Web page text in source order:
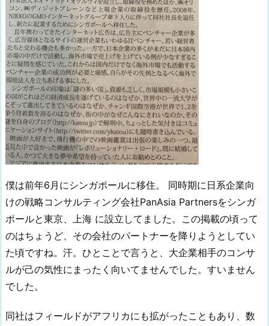
僕は前年6月にシンガポールに移住。 同時期に日系企業向
けの戦略コンサルティング会社PanAsia Partnersをシンガ
ポールと東京、上海 に設立してました。この掲載の頃って
のはちょうど、その会社のパートナーを降りようとしてい
た頃ですね。汗。ひとことで言うと、大企業相手のコンサ
ルが己の気性にまったく向いてませんでした。すいません
でした。
同社はフィールドがアフリカにも拡がったこともあり、数